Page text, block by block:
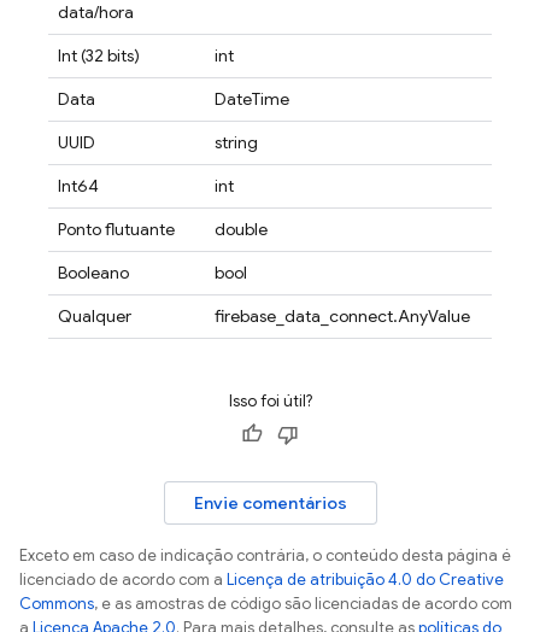
data/hora
Int (32 bits)
int
Data
DateTime
UUID
string
Int64
int
Ponto flutuante
double
Booleano
bool
Qualquer
firebase_data_connect.AnyValue
Isso foi útil?
Envie comentários
Exceto em caso de indicação contrária, o conteúdo desta página é
licenciado de acordo com a Licença de atribuição 4.0 do Creative
Commons, e as amostras de código são licenciadas de acordo com
a Licença Apache 2.0. Para mais detalhes, consulte aspolíticas do